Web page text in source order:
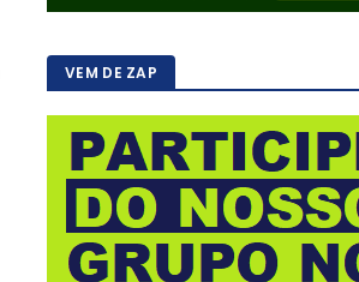
VEM DE ZAP